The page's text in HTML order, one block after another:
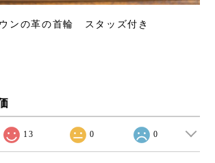
ンの革の首輪 スタッズ付き
13 0 0